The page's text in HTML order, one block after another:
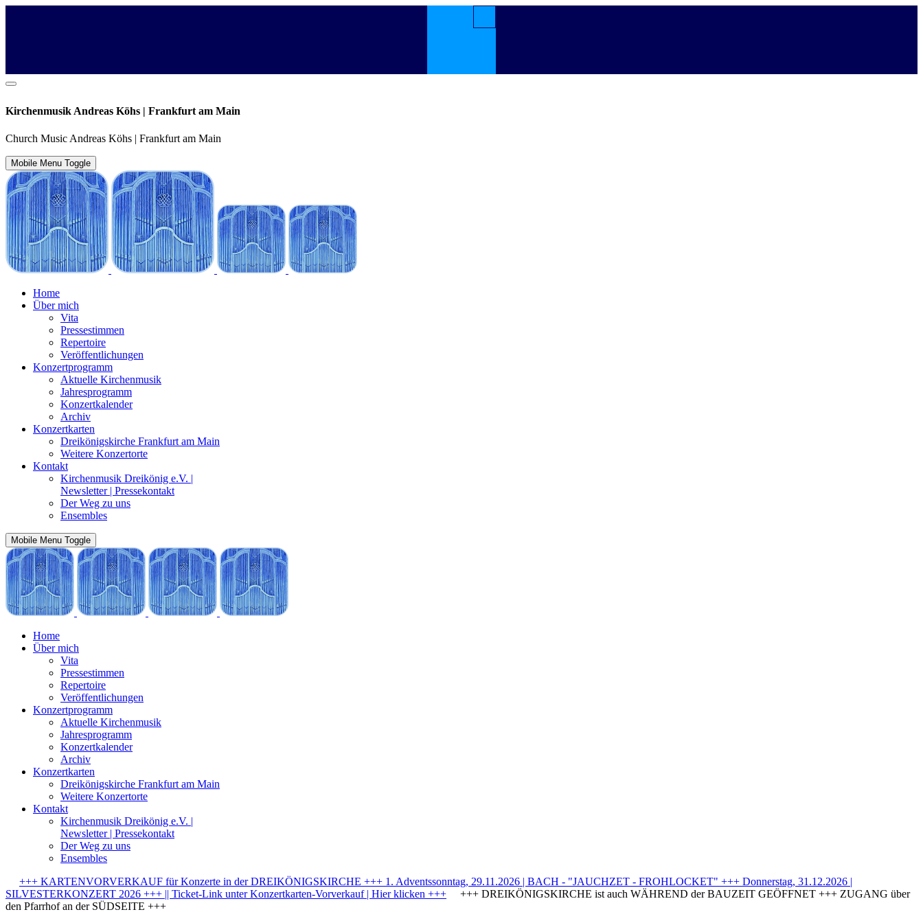
Kirchenmusik Andreas Köhs | Frankfurt am Main
Church Music Andreas Köhs | Frankfurt am Main
Mobile Menu Toggle
Home
Über mich
Vita
Pressestimmen
Repertoire
Veröffentlichungen
Konzertprogramm
Aktuelle Kirchenmusik
Jahresprogramm
Konzertkalender
Archiv
Konzertkarten
Dreikönigskirche Frankfurt am Main
Weitere Konzertorte
Kontakt
Kirchenmusik Dreikönig e.V. |
Newsletter | Pressekontakt
Der Weg zu uns
Ensembles
Mobile Menu Toggle
Home
Über mich
Vita
Pressestimmen
Repertoire
Veröffentlichungen
Konzertprogramm
Aktuelle Kirchenmusik
Jahresprogramm
Konzertkalender
Archiv
Konzertkarten
Dreikönigskirche Frankfurt am Main
Weitere Konzertorte
Kontakt
Kirchenmusik Dreikönig e.V. |
Newsletter | Pressekontakt
Der Weg zu uns
Ensembles
+++ KARTENVORVERKAUF für Konzerte in der DREIKÖNIGSKIRCHE +++ 1. Adventssonntag, 29.11.2026 | BACH - "JAUCHZET - FROHLOCKET" +++ Donnerstag, 31.12.2026 |
SILVESTERKONZERT 2026 +++ || Ticket-Link unter Konzertkarten-Vorverkauf | Hier klicken +++ +++ DREIKÖNIGSKIRCHE ist auch WÄHREND der BAUZEIT GEÖFFNET +++ ZUGANG über
den Pfarrhof an der SÜDSEITE +++